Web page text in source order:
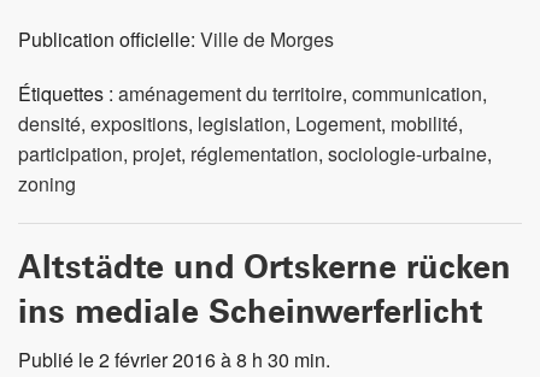
Publication officielle: Ville de Morges
Étiquettes : aménagement du territoire, communication,
densité, expositions, legislation, Logement, mobilité,
participation, projet, réglementation, sociologie-urbaine,
zoning
Altstädte und Ortskerne rücken
ins mediale Scheinwerferlicht
Publié le 2 février 2016 à 8 h 30 min.